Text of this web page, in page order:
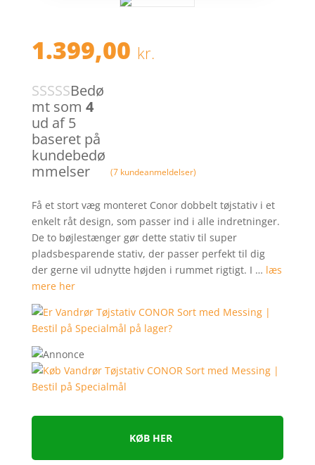
1.399,00 kr.
Bedø
mt som 4
ud af 5
baseret på
kundebedø
mmelser
(7kundeanmeldelser)
Få et stort væg monteret Conor dobbelt tøjstativ i et
enkelt råt design, som passer ind i alle indretninger.
De to bøjlestænger gør dette stativ til super
pladsbesparende stativ, der passer perfekt til dig
der gerne vil udnytte højden i rummet rigtigt. I … læs
mere her
KØB HER